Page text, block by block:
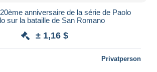
anniversaire de la série de Paolo
sur la bataille de San Romano
± 1,16 $
Privatperson